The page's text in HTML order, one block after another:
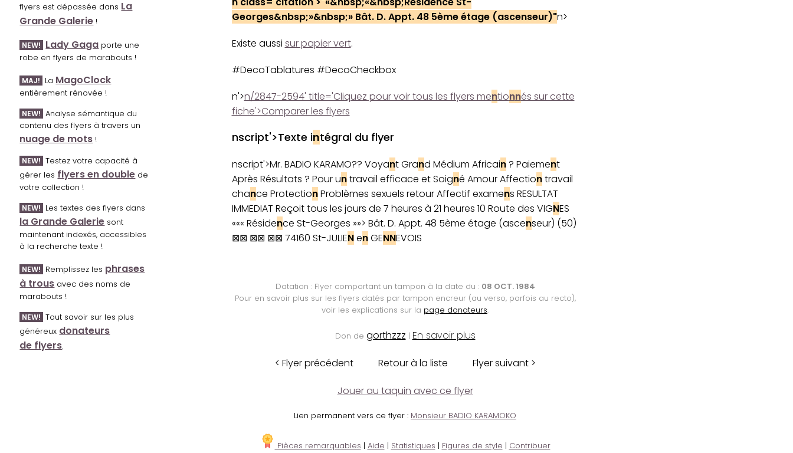
flyers est dépassée dans La
Grande Galerie !
NEW! Lady Gaga porte une
robe en flyers de marabouts !
MAJ! La MagoClock
entièrement rénovée !
NEW! Analyse sémantique du
contenu des flyers à travers un
nuage de mots !
NEW! Testez votre capacité à
gérer les flyers en double de
votre collection !
NEW! Les textes des flyers dans
la Grande Galerie sont
maintenant indexés, accessibles
à la recherche texte !
NEW! Remplissez les phrases
à trous avec des noms de
marabouts !
NEW! Tout savoir sur les plus
généreux donateurs
de flyers.
Georges&nbsp;»&nbsp;» Bât. D. Appt. 48 5ème étage (ascenseur)"n>
Existe aussi sur papier vert.
#DecoTablatures #DecoCheckbox
n'>n/2847-2594' title='Cliquez pour voir tous les flyers mentionnés sur cette
fiche'>Comparer les flyers
nscript'>Texte intégral du flyer
nscript'>Mr. BADIO KARAMO?? Voyant Grand Médium Africain? Paiement
Après Résultats ? Pour untravail efficace et Soigné Amour Affectiontravail
chance ProtectionProblèmes sexuels retour Affectif examens RESULTAT
IMMEDIAT Reçoit tous les jours de 7 heures à 21 heures 10 Route des VIGNES
««« Résidence St-Georges »»> Bât. D. Appt. 48 5ème étage (ascenseur) (50)
⊠⊠ ⊠⊠ ⊠⊠ 74160 St-JULIENenGENNEVOIS
Datation : Flyer comportant un tampon à la date du : 08 OCT. 1984
Pour en savoir plus sur les flyers datés par tampon encreur (au verso, parfois au recto),
voir les explications sur la page donateurs.
Don de gorthzzz | En savoir plus
< Flyer précédent Retour à la liste Flyer suivant >
Jouer au taquin avec ce flyer
Lien permanent vers ce flyer : Monsieur BADIO KARAMOKO
Pièces remarquables | Aide | Statistiques | Figures de style | Contribuer